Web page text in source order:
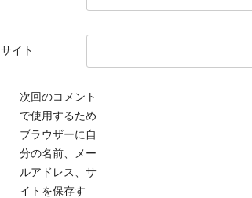
サイト
次回のコメント
で使用するため
ブラウザーに自
分の名前、メー
ルアドレス、サ
イトを保存す